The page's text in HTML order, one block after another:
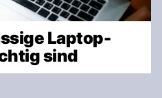
Laptop-
sind